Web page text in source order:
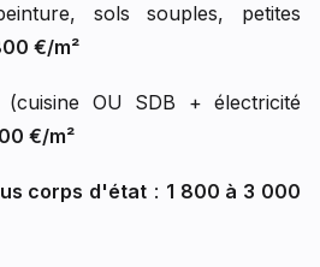
sols souples, petites
€/m²
(cuisine OU SDB + électricité
€/m²
corps d'état : 1 800 à 3 000